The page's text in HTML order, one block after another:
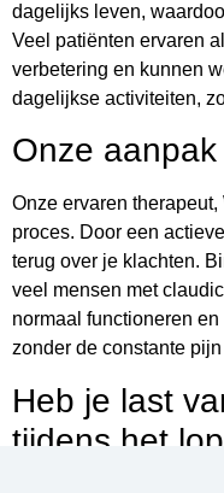
dagelijks leven,
Veel patiënten ervaren
verbetering en kunnen
dagelijkse activiteiten,
Onze aanpak
Onze ervaren
proces. Door een
terug over je klachten.
veel mensen met
normaal functioneren
zonder de constante
Heb je last
tijdens het